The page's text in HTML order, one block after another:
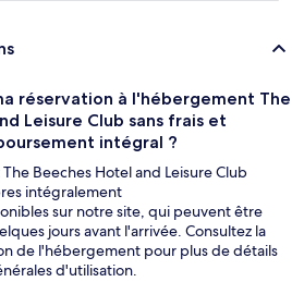
réservation à l'hébergement The
Leisure Club sans frais et
intégral ?
Beeches Hotel and Leisure Club
intégralement
sur notre site, qui peuvent être
jours avant l'arrivée. Consultez la
de l'hébergement pour plus de détails
d'utilisation.